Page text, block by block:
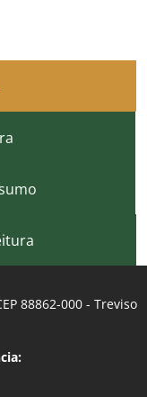
88862-000 - Treviso